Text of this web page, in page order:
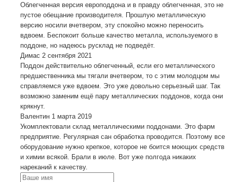
Облегченная версия европоддона и в правду облегченная, это не
пустое обещание производителя. Прошлую металлическую
версию носили вчетвером, эту спокойно можно переносить
вдвоем. Беспокоит больше качество металла, используемого в
поддоне, но надеюсь русклад не подведёт.
Димас 2 сентября 2021
Поддон действительно облегченный, если его металлического
предшественника мы тягали вчетвером, то с этим молодцом мы
справляемся уже вдвоем. Это уже довольно серьезный шаг. Так
возможно заменим ещё пару металлических поддонов, когда они
крякнут.
Валентин 1 марта 2019
Укомплектовали склад металлическими поддонами. Это фарм
предприятие. Регулярная сан обработка проводится. Поэтому все
оборудование нужно крепкое, которое не боится моющих средств
и химии всякой. Брали в июле. Вот уже полгода никаких
нареканий к качеству.